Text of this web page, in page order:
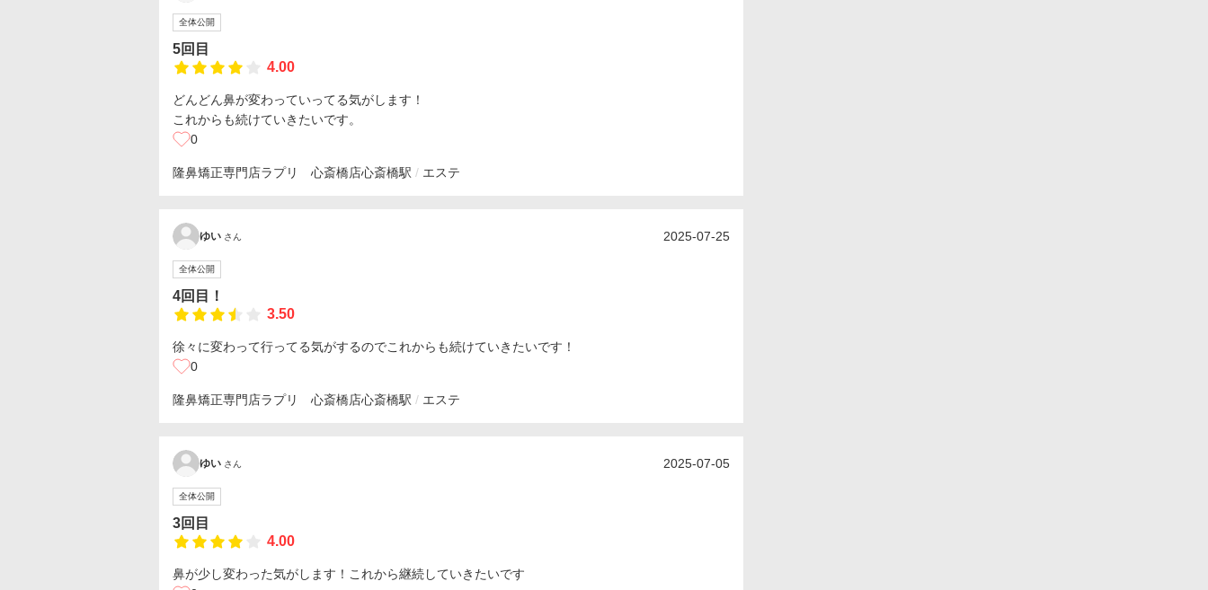
全体公開
5回目
4.00
どんどん鼻が変わっていってる気がします！
これからも続けていきたいです。
0
隆鼻矯正専門店ラプリ 心斎橋店心斎橋駅 エステ
ゆい さん 2025-07-25
全体公開
4回目！
3.50
徐々に変わって行ってる気がするのでこれからも続けていきたいです！
0
隆鼻矯正専門店ラプリ 心斎橋店心斎橋駅 エステ
ゆい さん 2025-07-05
全体公開
3回目
4.00
鼻が少し変わった気がします！これから継続していきたいです